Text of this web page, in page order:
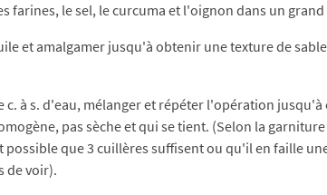
farines, le sel, le curcuma et l'oignon dans un
et amalgamer jusqu'à obtenir une texture de sable
c. à s. d'eau, mélanger et répéter l'opération
pas sèche et qui se tient. (Selon la garniture
possible que 3 cuillères suffisent ou qu'il en faille
de voir).